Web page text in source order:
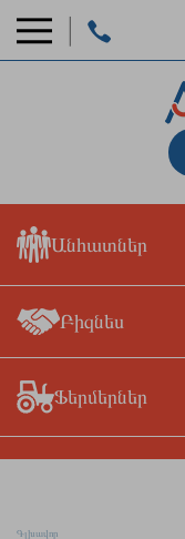
Անհատներ
Բիզնես
Ֆերմերներ
Գլխավոր